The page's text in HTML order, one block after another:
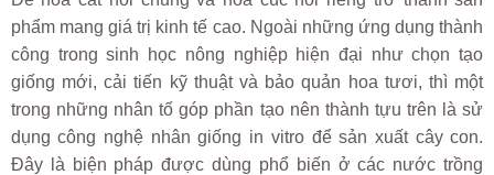
phẩm mang giá trị kinh tế cao. Ngoài những ứng dụng thành
công trong sinh học nông nghiệp hiện đại như chọn tạo
giống mới, cải tiến kỹ thuật và bảo quản hoa tươi, thì một
trong những nhân tố góp phần tạo nên thành tựu trên là sử
dụng công nghệ nhân giống in vitro để sản xuất cây con.
Đây là biện pháp được dùng phổ biến ở các nước trồng